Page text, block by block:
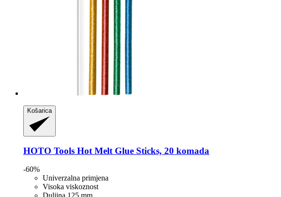
Košarica
HOTO Tools Hot Melt Glue Sticks, 20 komada
-60%
Univerzalna primjena
Visoka viskoznost